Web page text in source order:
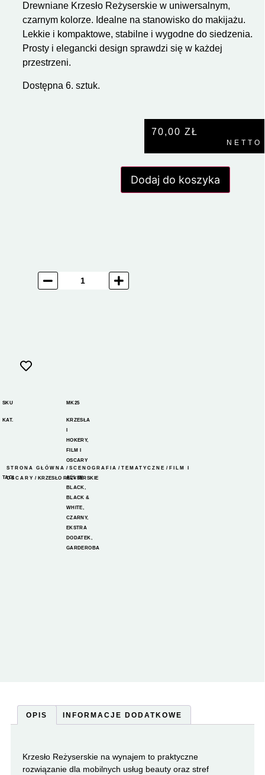
Drewniane Krzesło Reżyserskie w uniwersalnym,
czarnym kolorze. Idealne na stanowisko do makijażu.
Lekkie i kompaktowe, stabilne i wygodne do siedzenia.
Prosty i elegancki design sprawdzi się w każdej
przestrzeni.
Dostępna 6. sztuk.
70,00 ZŁ
NETTO
Dodaj do koszyka
SKU MK25
KAT.
KRZESŁA
HOKERY,
FILM I
OSCARY
TAGI
ALL IN
BLACK,
BLACK &
WHITE,
CZARNY,
EKSTRA
DODATEK,
GARDEROBA
STRONA GŁÓWNA / SCENOGRAFIA /TEMATYCZNE / FILM I
OSCARY / KRZESŁO REŻYSERSKIE
OPIS INFORMACJE DODATKOWE
Krzesło Reżyserskie na wynajem to praktyczne
rozwiązanie dla mobilnych usług beauty oraz stref